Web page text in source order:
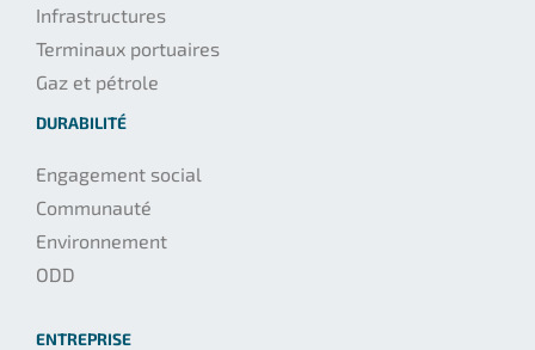
Infrastructures
Terminaux portuaires
Gaz et pétrole
DURABILITÉ
Engagement social
Communauté
Environnement
ODD
ENTREPRISE